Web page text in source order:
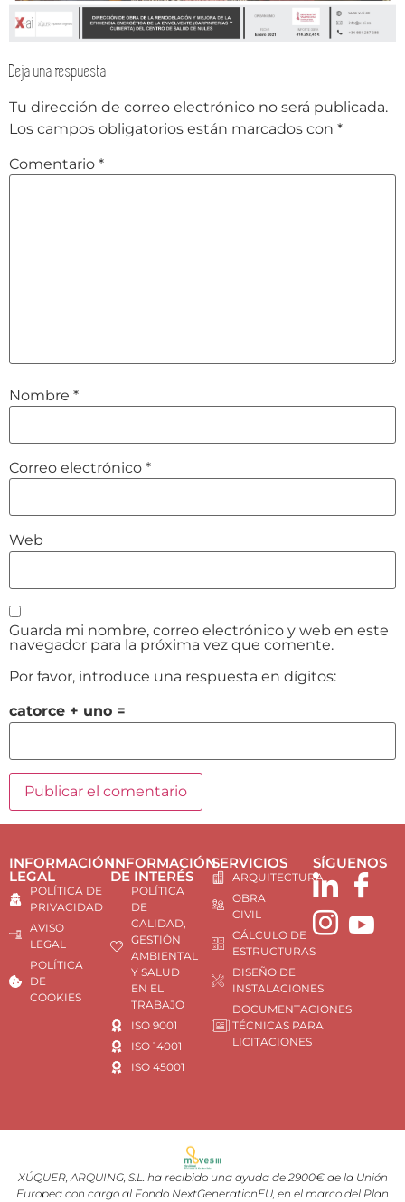
Deja una respuesta
Tu dirección de correo electrónico no será publicada.
Los campos obligatorios están marcados con *
Comentario *
Nombre *
Correo electrónico *
Web
Guarda mi nombre, correo electrónico y web en este
navegador para la próxima vez que comente.
Por favor, introduce una respuesta en dígitos:
catorce + uno =
INFORMACIÓN
LEGAL
POLÍTICA DE
PRIVACIDAD
AVISO
LEGAL
POLÍTICA
DE
COOKIES
INFORMACIÓN
DE INTERÉS
POLÍTICA
DE
CALIDAD,
GESTIÓN
AMBIENTAL
Y SALUD
EN EL
TRABAJO
ISO 9001
ISO 14001
ISO 45001
SERVICIOS
ARQUITECTURA
OBRA
CIVIL
CÁLCULO DE
ESTRUCTURAS
DISEÑO DE
INSTALACIONES
DOCUMENTACIONES
TÉCNICAS PARA
LICITACIONES
SÍGUENOS
XÚQUER, ARQUING, S.L. ha recibido una ayuda de 2900€ de la Unión
Europea con cargo al Fondo NextGenerationEU, en el marco del Plan